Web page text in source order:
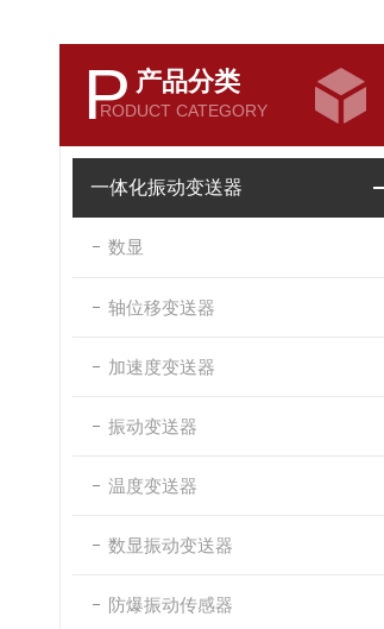
P 产品分类
RODUCT CATEGORY
一体化振动变送器
数显
轴位移变送器
加速度变送器
振动变送器
温度变送器
数显振动变送器
防爆振动传感器